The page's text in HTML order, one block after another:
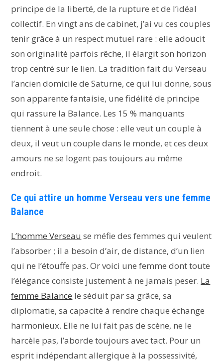
principe de la liberté, de la rupture et de l’idéal
collectif. En vingt ans de cabinet, j’ai vu ces couples
tenir grâce à un respect mutuel rare : elle adoucit
son originalité parfois rêche, il élargit son horizon
trop centré sur le lien. La tradition fait du Verseau
l’ancien domicile de Saturne, ce qui lui donne, sous
son apparente fantaisie, une fidélité de principe
qui rassure la Balance. Les 15 % manquants
tiennent à une seule chose : elle veut un couple à
deux, il veut un couple dans le monde, et ces deux
amours ne se logent pas toujours au même
endroit.
Ce qui attire un homme Verseau vers une femme
Balance
L’homme Verseau se méfie des femmes qui veulent
l’absorber ; il a besoin d’air, de distance, d’un lien
qui ne l’étouffe pas. Or voici une femme dont toute
l’élégance consiste justement à ne jamais peser. La
femme Balance le séduit par sa grâce, sa
diplomatie, sa capacité à rendre chaque échange
harmonieux. Elle ne lui fait pas de scène, ne le
harcèle pas, l’aborde toujours avec tact. Pour un
esprit indépendant allergique à la possessivité,